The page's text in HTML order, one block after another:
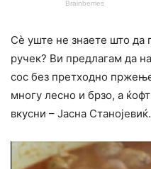
Сè уште не знаете што да
ручек? Ви предлагам да
сос без претходно
многу лесно и брзо, а
вкусни – Јасна Станојевиќ.